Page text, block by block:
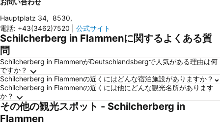
お問い合わせ
Hauptplatz 34, 8530,
電話: +43(3462)7520 公式サイト
Schilcherberg in Flammenに関するよくある質
問
Schilcherberg in FlammenがDeutschlandsbergで人気がある理由は何
ですか？
Schilcherberg in Flammenの近くにはどんな宿泊施設がありますか？
Schilcherberg in Flammenの近くには他にどんな観光名所があります
か？
その他の観光スポット - Schilcherberg in
Flammen